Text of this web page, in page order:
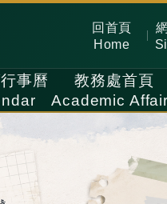
回首頁
Home
事曆
教務處首頁
Academic